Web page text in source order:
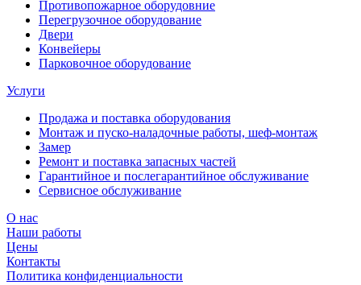
Противопожарное оборудовние
Перегрузочное оборудование
Двери
Конвейеры
Парковочное оборудование
Услуги
Продажа и поставка оборудования
Монтаж и пуско-наладочные работы, шеф-монтаж
Замер
Ремонт и поставка запасных частей
Гарантийное и послегарантийное обслуживание
Сервисное обслуживание
О нас
Наши работы
Цены
Контакты
Политика конфиденциальности